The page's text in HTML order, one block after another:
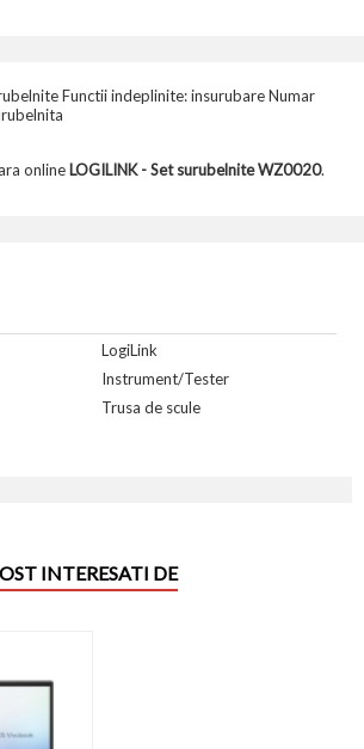
Functii indeplinite: insurubare Numar
online LOGILINK - Set surubelnite WZ0020.
LogiLink
Instrument/Tester
Trusa de scule
INTERESATI DE